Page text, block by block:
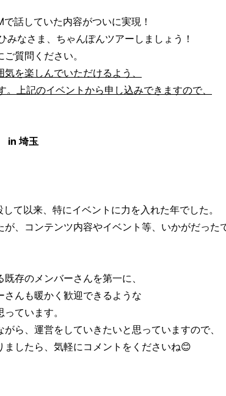
話していた内容がついに実現！
なさま、ちゃんぽんツアーしましょう！
質問ください。
を楽しんでいただけるよう、
。上記のイベントから申し込みできますので、
in 埼玉
て以来、特にイベントに力を入れた年でした。
、コンテンツ内容やイベント等、いかがだった
存のメンバーさんを第一に、
んも暖かく歓迎できるような
ています。
ら、運営をしていきたいと思っていますので、
したら、気軽にコメントをくださいね😊